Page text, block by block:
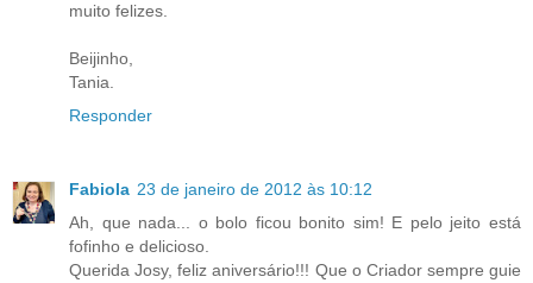
muito felizes.
Beijinho,
Tania.
Responder
Fabiola 23 de janeiro de 2012 às 10:12
Ah, que nada... o bolo ficou bonito sim! E pelo jeito está
fofinho e delicioso.
Querida Josy, feliz aniversário!!! Que o Criador sempre guie